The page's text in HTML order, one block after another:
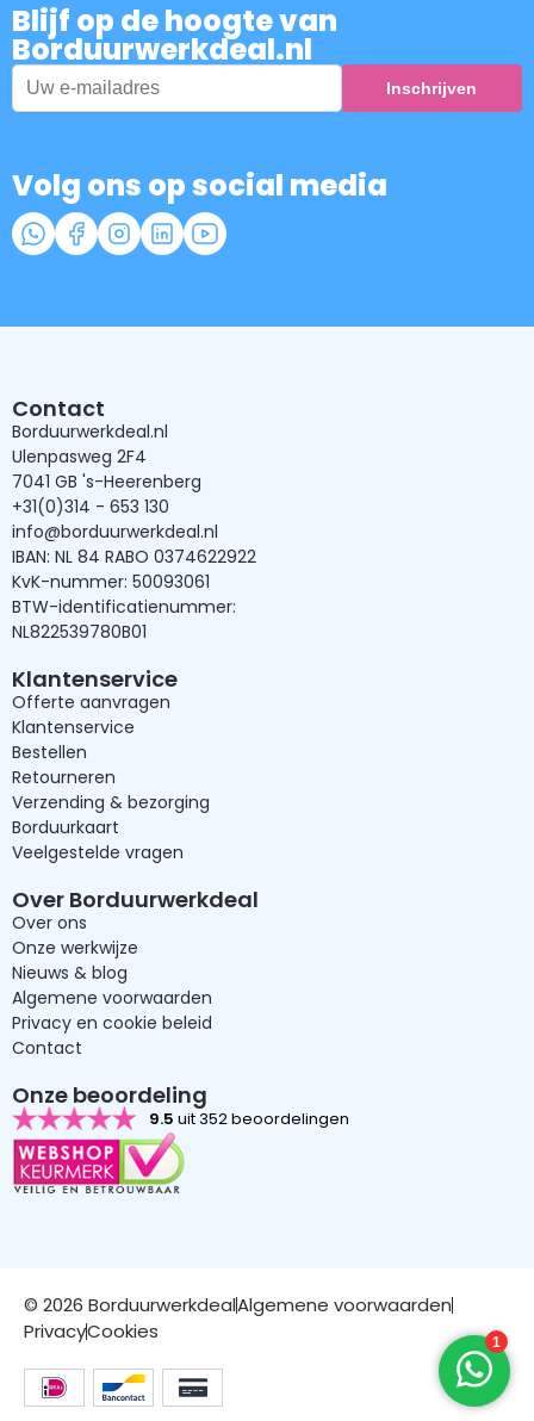
Blijf op de hoogte van
Borduurwerkdeal.nl
Volg ons op social media
Contact
Borduurwerkdeal.nl
Ulenpasweg 2F4
7041 GB 's-Heerenberg
+31(0)314 - 653 130
info@borduurwerkdeal.nl
IBAN: NL 84 RABO 0374622922
KvK-nummer: 50093061
BTW-identificatienummer:
NL822539780B01
Klantenservice
Offerte aanvragen
Klantenservice
Bestellen
Retourneren
Verzending & bezorging
Borduurkaart
Veelgestelde vragen
Over Borduurwerkdeal
Over ons
Onze werkwijze
Nieuws & blog
Algemene voorwaarden
Privacy en cookie beleid
Contact
Onze beoordeling
9.5 uit 352 beoordelingen
© 2026 BorduurwerkdealAlgemene voorwaarden
PrivacyCookies